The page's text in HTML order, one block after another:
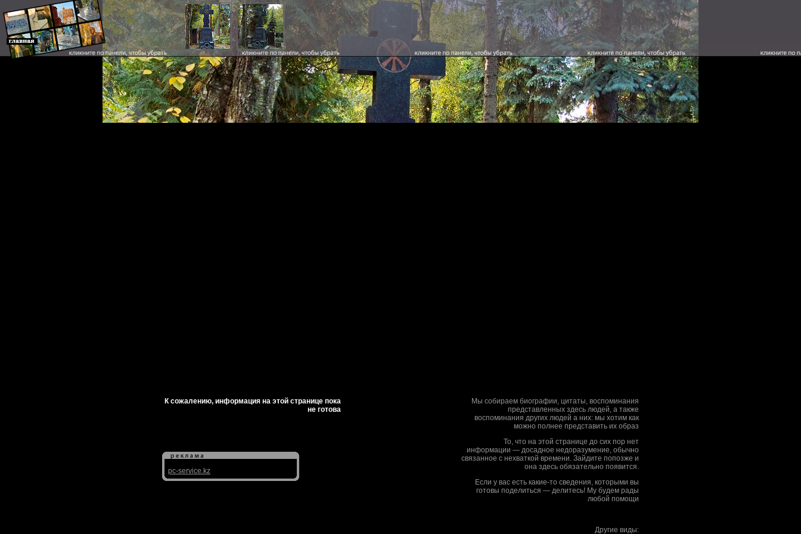
К сожалению, информация на этой странице пока
не готова
pc-service.kz
Мы собираем биографии, цитаты, воспоминания
представленных здесь людей, а также
воспоминания других людей а них: мы хотим как
можно полнее представить их образ
То, что на этой странице до сих пор нет
информации — досадное недоразумение, обычно
связанное с нехваткой времени. Зайдите попозже и
она здесь обязательно появится.
Если у вас есть какие-то сведения, которыми вы
готовы поделиться — делитесь! Му будем рады
любой помощи
Другие виды: